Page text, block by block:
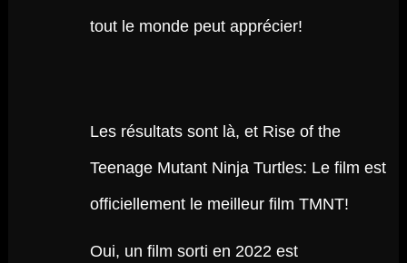
tout le monde peut apprécier!
Les résultats sont là, et Rise of the
Teenage Mutant Ninja Turtles: Le film est
officiellement le meilleur film TMNT!
Oui, un film sorti en 2022 est